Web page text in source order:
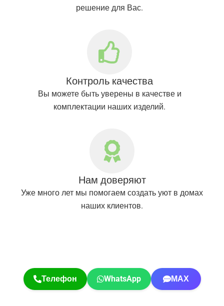
решение для Вас.
Контроль качества
Вы можете быть уверены в качестве и
комплектации наших изделий.
Нам доверяют
Уже много лет мы помогаем создать уют в домах
наших клиентов.
Телефон WhatsApp МАХ